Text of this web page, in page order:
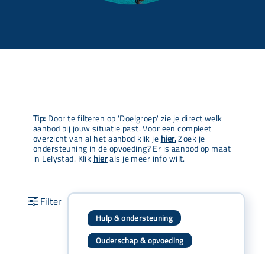
Tip: Door te filteren op 'Doelgroep' zie je direct welk
aanbod bij jouw situatie past. Voor een compleet
overzicht van al het aanbod klik je hier.Zoek je
ondersteuning in de opvoeding? Er is aanbod op maat
in Lelystad. Klik hierals je meer info wilt.
Hulp & ondersteuning
Ouderschap & opvoeding